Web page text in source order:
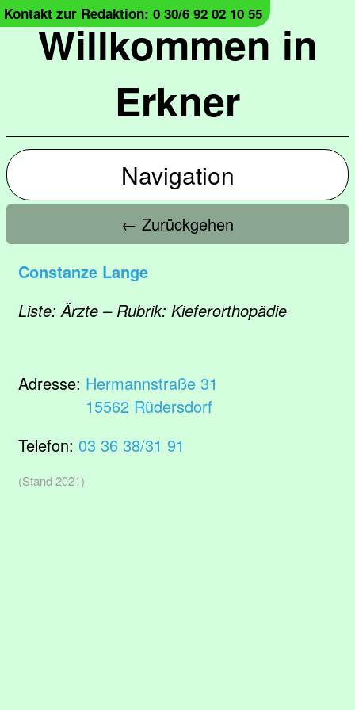
Willkommen in
Erkner
Kontakt zur Redaktion: 0 30/6 92 02 10 55
Navigation
← Zurückgehen
Constanze Lange
Liste: Ärzte – Rubrik: Kieferorthopädie
Adresse: Hermannstraße 31
15562 Rüdersdorf
Telefon: 03 36 38/31 91
(Stand 2021)